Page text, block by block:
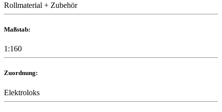
Rollmaterial + Zubehör
Maßstab:
1:160
Zuordnung:
Elektroloks